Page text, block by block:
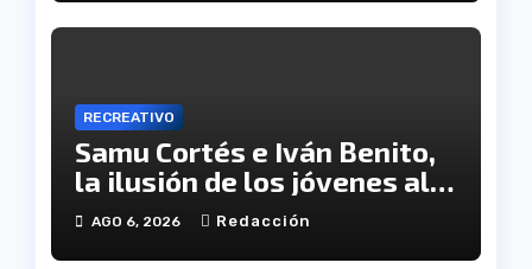
RECREATIVO
Samu Cortés e Iván Benito,
la ilusión de los jóvenes al
servicio del Decano
AGO 6, 2026 Redacción